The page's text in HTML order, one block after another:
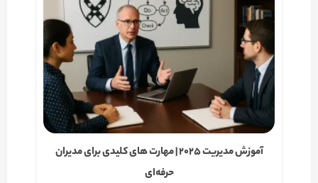
آموزش مدیریت 2025 | مهارت های کلیدی برای مدیران
حرفه‌ای